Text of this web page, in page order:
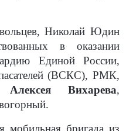
Николай Юдин
в оказании
Единой России,
(ВСКС), РМК,
Алексея Вихарева,
мобильная бригада из